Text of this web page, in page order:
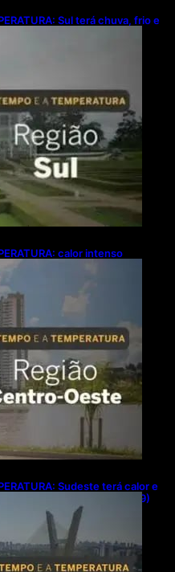
Sul terá chuva, frio e
calor intenso
Oeste neste domingo (9)
Sudeste terá calor e
isolada neste domingo (9)